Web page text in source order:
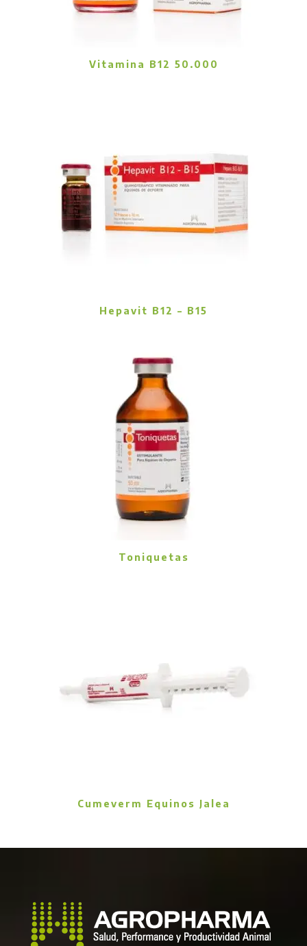
Vitamina B12 50.000
Hepavit B12 – B15
Toniquetas
Cumeverm Equinos Jalea